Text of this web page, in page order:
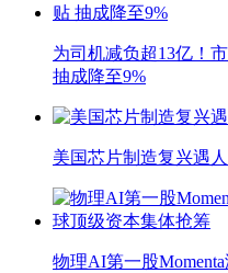
为司机减负超13亿！
抽成降至9%
美国芯片制造复兴遇
物理AI第一股